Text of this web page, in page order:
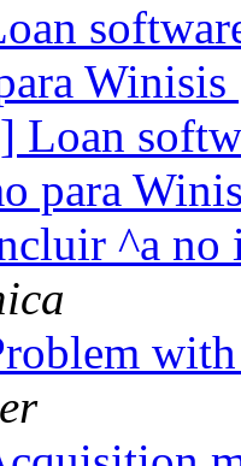
Winisis
Loan
para
^a no